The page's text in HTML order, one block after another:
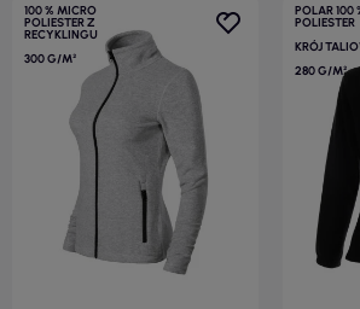
100 % MICRO
POLIESTER Z
RECYKLINGU
300 G/M²
POLAR 100
POLIESTER
KRÓJ
280 G/M²